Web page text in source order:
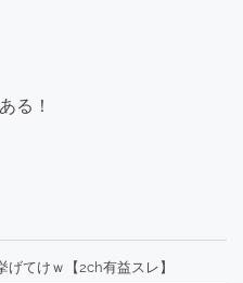
る！
てけｗ【2ch有益スレ】